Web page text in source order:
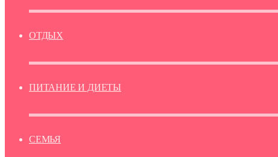
ОТДЫХ
ПИТАНИЕ И ДИЕТЫ
СЕМЬЯ